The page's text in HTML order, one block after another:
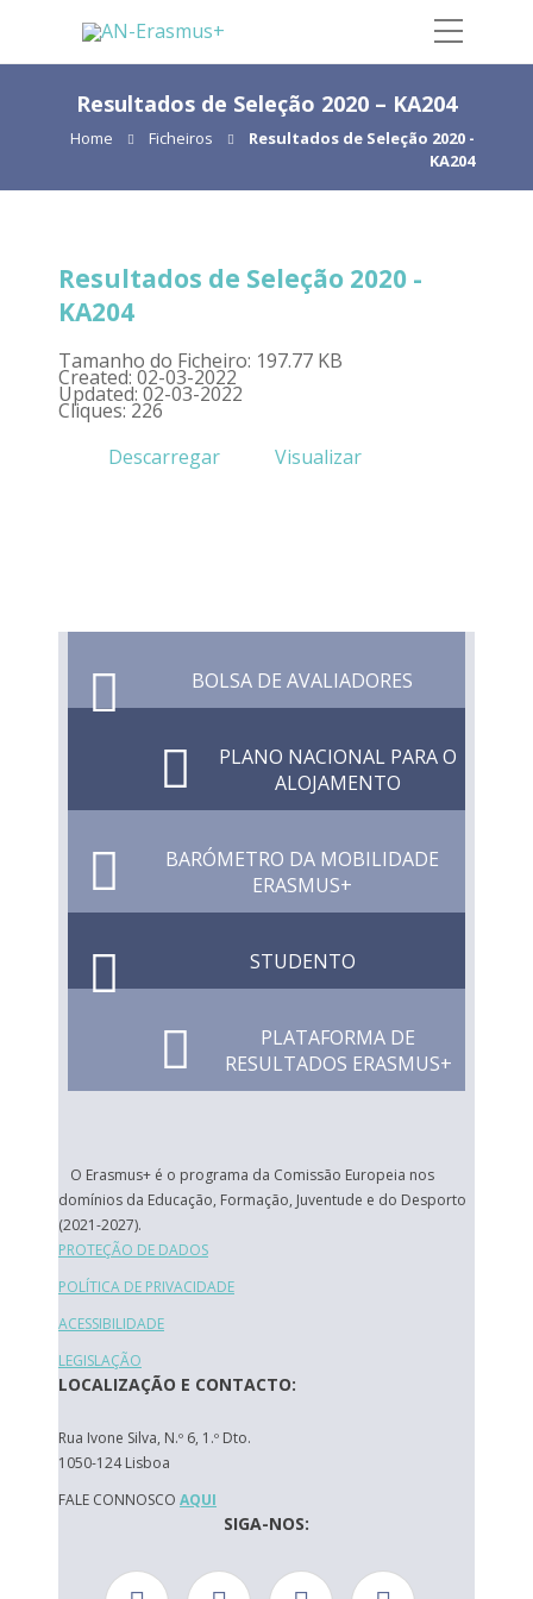
Resultados de Seleção 2020 – KA204
Home Ficheiros
Resultados de Seleção 2020 -
KA204
Resultados de Seleção 2020 -
KA204
Tamanho do Ficheiro: 197.77 KB
Created: 02-03-2022
Updated: 02-03-2022
Cliques: 226
Descarregar
Visualizar
BOLSA DE AVALIADORES
PLANO NACIONAL PARA O
ALOJAMENTO
BARÓMETRO DA MOBILIDADE
ERASMUS+
STUDENTO
PLATAFORMA DE
RESULTADOS ERASMUS+
O Erasmus+ é o programa da Comissão Europeia nos
domínios da Educação, Formação, Juventude e do Desporto
(2021-2027).
PROTEÇÃO DE DADOS
POLÍTICA DE PRIVACIDADE
ACESSIBILIDADE
LEGISLAÇÃO
LOCALIZAÇÃO E CONTACTO:
Rua Ivone Silva, N.º 6, 1.º Dto.
1050-124 Lisboa
FALE CONNOSCO AQUI
SIGA-NOS: